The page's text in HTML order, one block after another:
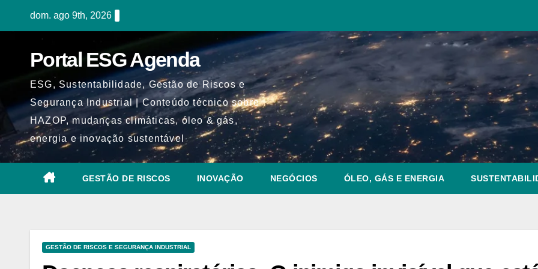
dom. ago 9th, 2026
Portal ESG Agenda
ESG, Sustentabilidade, Gestão de Riscos e
Segurança Industrial | Conteúdo técnico sobre
HAZOP, mudanças climáticas, óleo & gás,
energia e inovação sustentável
GESTÃO DE RISCOS INOVAÇÃO NEGÓCIOS ÓLEO, GÁS E ENERGIA
GESTÃO DE RISCOS E SEGURANÇA INDUSTRIAL